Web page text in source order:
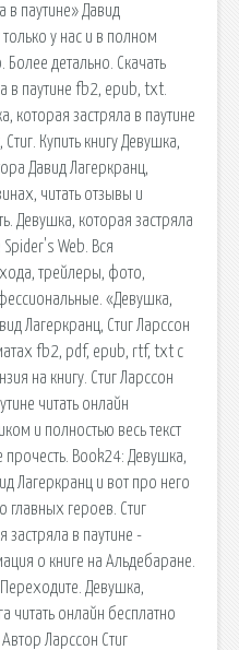
в паутине» Давид
только у нас и в полном
детально. Скачать
в паутине fb2, epub, txt.
которая застряла в паутине
Купить книгу Девушка,
Давид Лагеркранц,
читать отзывы и
Девушка, которая застряла
Web. Вся
трейлеры, фото,
«Девушка,
Лагеркранц, Стиг Ларссон
fb2, pdf, epub, rtf, txt с
на книгу. Стиг Ларссон
читать онлайн
и полностью весь текст
прочесть. Book24: Девушка,
Лагеркранц и вот про него
главных героев. Стиг
застряла в паутине -
о книге на Альдебаране.
Девушка,
читать онлайн бесплатно
Ларссон Стиг